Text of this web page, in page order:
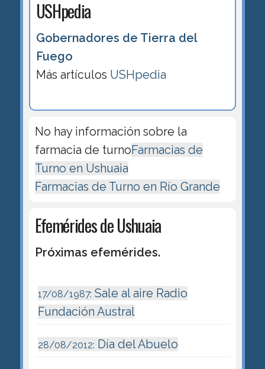
USHpedia
Gobernadores de Tierra del
Fuego
Más artículos USHpedia
No hay información sobre la
farmacia de turnoFarmacias de
Turno en Ushuaia
Farmacias de Turno en Río Grande
Efemérides de Ushuaia
Próximas efemérides.
17/08/1987: Sale al aire Radio
Fundación Austral
28/08/2012: Día del Abuelo